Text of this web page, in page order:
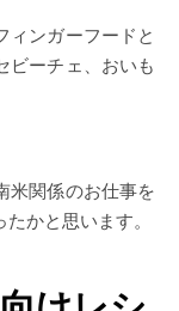
ィンガーフードと
ビーチェ、おいも
米関係のお仕事を
かと思います。